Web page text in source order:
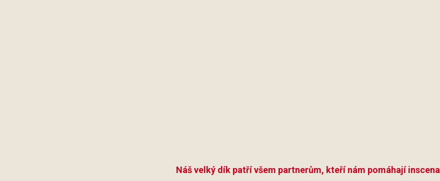
Náš velký dík patří všem partnerům, kteří nám pomáhají